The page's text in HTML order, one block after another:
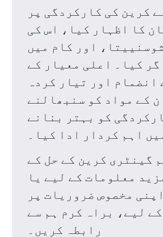
کرین کی کارکردگی پر
کا اظہار کیا، اس کی
اور کام میں
کیا۔
اعلی معیار کے
انضمام اور تیار کردہ
کے مواد کو سنبھالنے
کو بہتر بنانے
اہم کردار ادا کیا۔
گینٹری کرین کے حل کے
معلومات کے لیے یا
مخصوص ضروریات پر
لیے، براہ کرم ہم سے
رابطہ کریں۔